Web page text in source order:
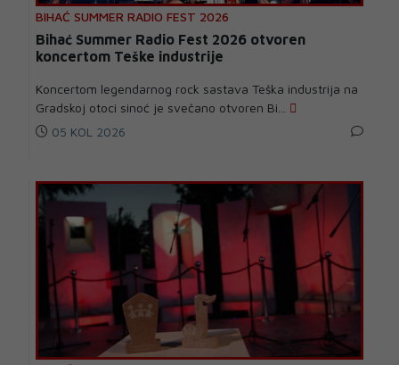
BIHAĆ SUMMER RADIO FEST 2026
Bihać Summer Radio Fest 2026 otvoren
koncertom Teške industrije
Koncertom legendarnog rock sastava Teška industrija na
Gradskoj otoci sinoć je svečano otvoren Bi...
05 KOL 2026